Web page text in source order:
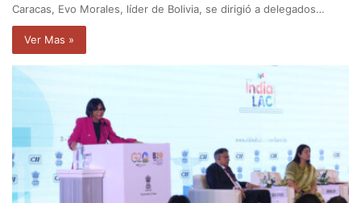
Caracas, Evo Morales, líder de Bolivia, se dirigió a delegados…
Ver Mas »